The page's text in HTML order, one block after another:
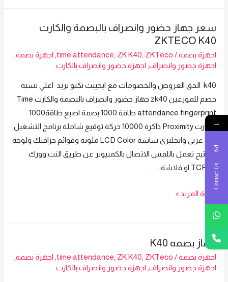
العملائنا
وده
طبعا
شركة
Egypt
Techno
Trade
بتقدملك
العروض
و
باسعار
مغرية
على
سلامتك
جهاز
سعر جهاز حضور وانصراف بالبصمة والكارت
ZKTECO K40
اجهزة بصمة/
time attendance ZK K40 ZKTeco اجهزة بصمة
اجهزة جضور وانصراف اجهزة حضور وانصراف بالكارت
k40 الحق العروض والخصومات مع ايجيبت تكنو تريد اعلي نسبه
خصم للموزعين zk40 جهاز حضور وانصراف بالبصمة والكارت Time
attendance fingerprint طاقة 1000 بصمة اصبع طاقة1000
بالكارت Proximity ذاكرة 10000 حركة توقيع شاملة برنامج التشغيل
لغة عربى وانجليزى شاشة LCD Color ملونة وقوائم جرافيك ولوحة
مفاتيح تعمل باللمس الاتصال بالكمبيوتر عن طريق النت وورك
TCP/IP او فلاشة
سعر
جهاز
حضور
وانصراف
بالبصمة
والكارت
قراءة المزيد »
جهاز بصمه K40
اجهزة بصمة/
time attendance ZK K40 ZKTeco اجهزة بصمة
اجهزة جضور وانصراف اجهزة حضور وانصراف بالكارت
→
Contact Us